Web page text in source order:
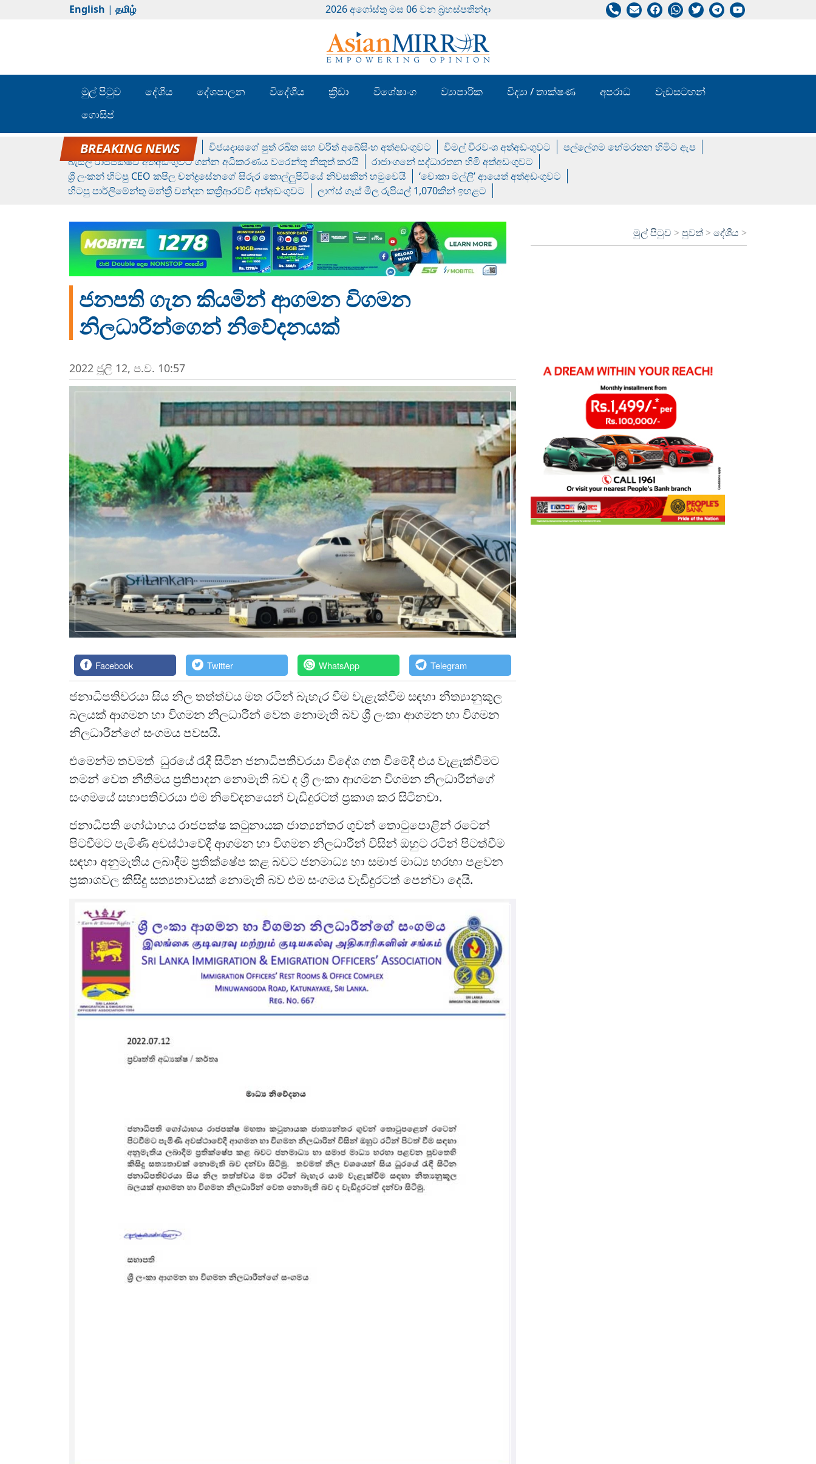
English | தமிழ் 2026 අගෝස්‍තු මස 06 වන බ්‍රහස්පතින්දා
මුල් පිටුව දේශීය දේශපාලන විදේශීය ක්‍රීඩා විශේෂාංග ව්‍යාපාරික විද්‍යා / තාක්ෂණ අපරාධ
වැඩසටහන්
ගොසිප්
රන් ගෙනා රුමේෂ්ගේ හෙල්ලය විජයදාසගේ පුත් රඛිත සහ චරිත් අබේසිංහ අත්අඩංගුවට විමල් වීරවංශ අත්අඩංගුවට
පල්ලේගම හේමරතන හිමිට ඇප
බැසිල් රාජපක්ෂව අත්අඩංගුවට ගන්න අධිකරණය වරෙන්තු නිකුත් කරයි
රාජාංගනේ සද්ධාරතන හිමි අත්අඩංගුවට
ශ්‍රී ලංකන් හිටපු CEO කපිල චන්ද්‍රසේනගේ සිරුර කොල්ලුපිටියේ නිවසකින් හමුවෙයි
‘චොකා මල්ලි’ ආයෙත් අත්අඩංගුවට
හිටපු පාර්ලිමේන්තු මන්ත්‍රී චන්දන කත්‍රිආරච්චි අත්අඩංගුවට
ලාෆ්ස් ගෑස් මිල රුපියල් 1,070කින් ඉහළට
ජනපති ගැන කියමින් ආගමන විගමන
නිලධාරීන්ගෙන් නිවේදනයක්
මුල් පිටුව >පුවත් >දේශීය >
2022 ජූලි 12, ප.ව. 10:57
Facebook Twitter WhatsApp Telegram
ජනාධිපතිවරයා සිය නිල තත්ත්වය මත රටින් බැහැර වීම වැළැක්වීම සඳහා නීත්‍යානුකූල
බලයක් ආගමන හා විගමන නිලධාරීන් වෙත නොමැති බව ශ්‍රී ලංකා ආගමන හා විගමන
නිලධාරීන්ගේ සංගමය පවසයි.
එමෙන්ම තවමත් ධුරයේ රැදී සිටින ජනාධිපතිවරයා විදේශ ගත වීමේදී එය වැළැක්වීමට
තමන් වෙත නීතිමය ප්‍රතිපාදන නොමැති බව ද ශ්‍රී ලංකා ආගමන විගමන නිලධාරීන්ගේ
සංගමයේ සභාපතිවරයා එම නිවේදනයෙන් වැඩිදුරටත් ප්‍රකාශ කර සිටිනවා.
ජනාධිපති ගෝඨාභය රාජපක්ෂ කටුනායක ජාත්‍යන්තර ගුවන් තොටුපොළින් රටෙන්
පිටවීමට පැමිණි අවස්ථාවේදී ආගමන හා විගමන නිලධාරීන් විසින් ඔහුට රටින් පිටත්වීම
සඳහා අනුමැතිය ලබාදීම ප්‍රතික්ෂේප කළ බවට ජනමාධ්‍ය හා සමාජ මාධ්‍ය හරහා පළවන
ප්‍රකාශවල කිසිදු සත්‍යතාවයක් නොමැති බව එම සංගමය වැඩිදුරටත් පෙන්වා දෙයි.